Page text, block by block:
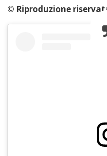
© Riproduzione